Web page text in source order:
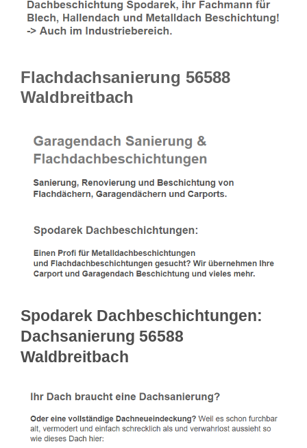
Flachdachsanierung 56588
Waldbreitbach
Spodarek Dachbeschichtungen:
Dachsanierung 56588
Waldbreitbach